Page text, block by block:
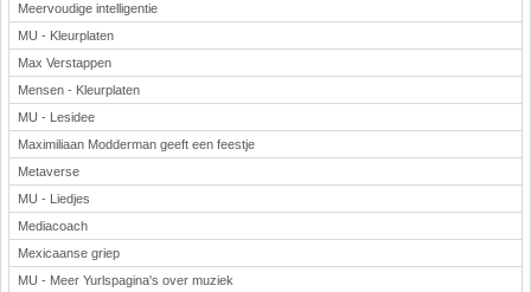
Meervoudige intelligentie
MU - Kleurplaten
Max Verstappen
Mensen - Kleurplaten
MU - Lesidee
Maximiliaan Modderman geeft een feestje
Metaverse
MU - Liedjes
Mediacoach
Mexicaanse griep
MU - Meer Yurlspagina's over muziek